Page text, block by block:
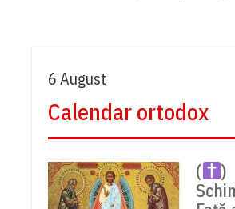
6 August
Calendar ortodox
(
)